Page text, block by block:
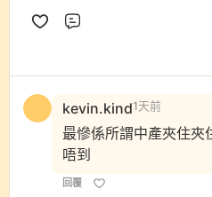
kevin.kind1天前
最慘係所謂中產夾住夾
唔到
回覆